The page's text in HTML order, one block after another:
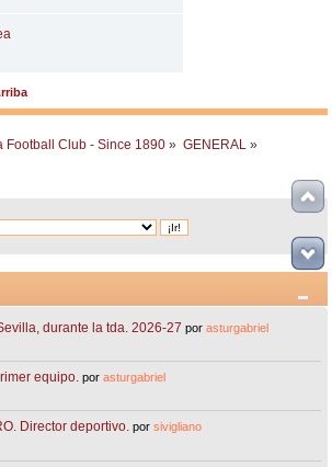
Football Club - Since 1890 » GENERAL »
durante la tda. 2026-27 porasturgabriel
equipo. porasturgabriel
Director deportivo. porsivigliano